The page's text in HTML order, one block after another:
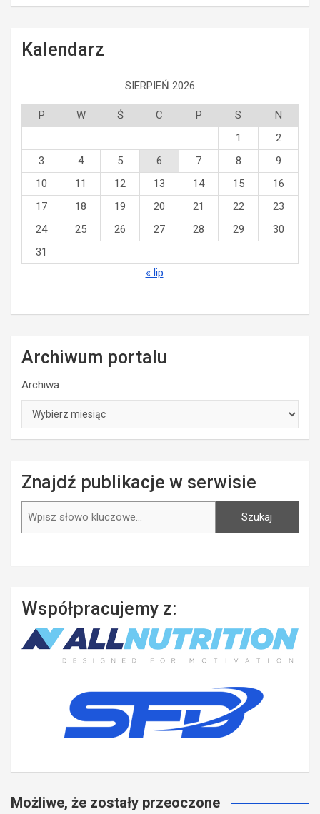
Kalendarz
SIERPIEŃ 2026
P W Ś C P S
N
1
2
3
4 5 6 7 8
9
10
11 12 13 14 15
16
17
18 19 20 21 22
23
24
25 26 27 28 29
30
31
« lip
Archiwum portalu
Archiwa
Znajdź publikacje w serwisie
Szukaj
Współpracujemy z:
Możliwe, że zostały przeoczone